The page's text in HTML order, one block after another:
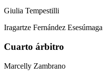
Giulia Tempestilli
Iragartze Fernández Esesúmaga
Cuarto árbitro
Marcelly Zambrano